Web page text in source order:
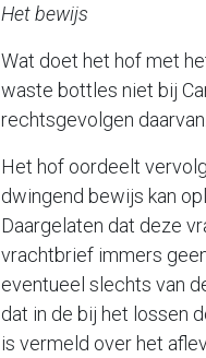
Het bewijs
Wat doet het hof met
waste bottles niet bij
rechtsgevolgen daarvan.
Het hof oordeelt
dwingend bewijs kan
Daargelaten dat deze
vrachtbrief immers
eventueel slechts van
dat in de bij het lossen
is vermeld over het